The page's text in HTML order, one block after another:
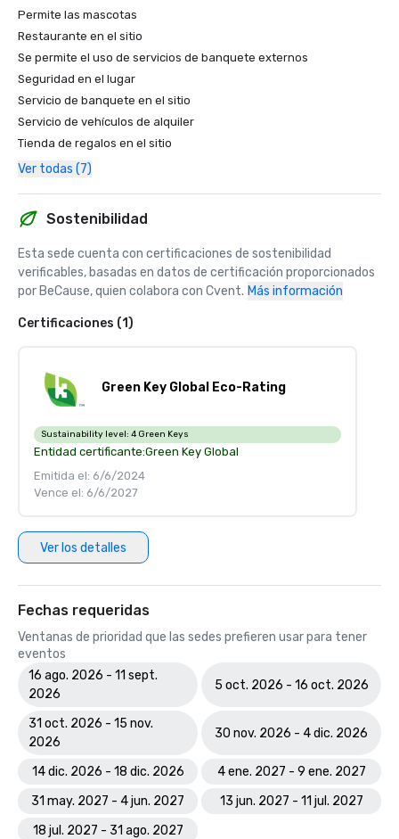
Permite las mascotas
Restaurante en el sitio
Se permite el uso de servicios de banquete externos
Seguridad en el lugar
Servicio de banquete en el sitio
Servicio de vehículos de alquiler
Tienda de regalos en el sitio
Ver todas (7)
Sostenibilidad
Esta sede cuenta con certificaciones de sostenibilidad
verificables, basadas en datos de certificación proporcionados
por BeCause, quien colabora con Cvent. Más información
Certificaciones (1)
Green Key Global Eco-Rating
Sustainability level: 4 Green Keys
Entidad certificante:Green Key Global
Emitida el: 6/6/2024
Vence el: 6/6/2027
Ver los detalles
Fechas requeridas
Ventanas de prioridad que las sedes prefieren usar para tener
eventos
16 ago. 2026 - 11 sept.
2026
5 oct. 2026 - 16 oct. 2026
31 oct. 2026 - 15 nov.
2026
30 nov. 2026 - 4 dic. 2026
14 dic. 2026 - 18 dic. 2026
4 ene. 2027 - 9 ene. 2027
31 may. 2027 - 4 jun. 2027
13 jun. 2027 - 11 jul. 2027
18 jul. 2027 - 31 ago. 2027